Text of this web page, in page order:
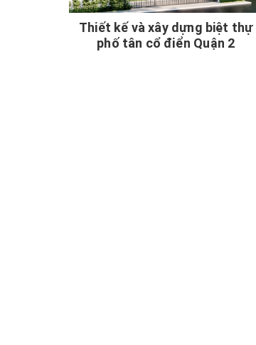
Thiết kế và xây dựng biệt thự
phố tân cổ điển Quận 2